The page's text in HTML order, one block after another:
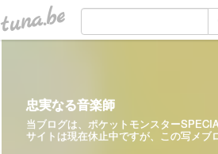
tuna.be
忠実なる音楽師
当ブログは、ポケットモンスター
サイトは現在休止中ですが、こ